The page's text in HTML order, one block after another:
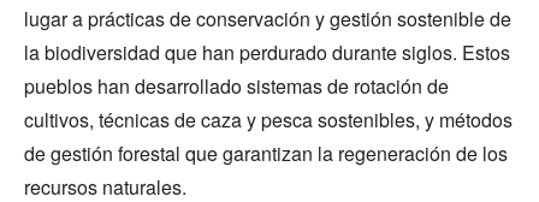
lugar a prácticas de conservación y gestión sostenible de
la biodiversidad que han perdurado durante siglos. Estos
pueblos han desarrollado sistemas de rotación de
cultivos, técnicas de caza y pesca sostenibles, y métodos
de gestión forestal que garantizan la regeneración de los
recursos naturales.